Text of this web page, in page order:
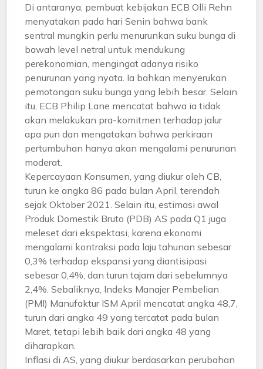
Di antaranya, pembuat kebijakan ECB Olli Rehn
menyatakan pada hari Senin bahwa bank
sentral mungkin perlu menurunkan suku bunga di
bawah level netral untuk mendukung
perekonomian, mengingat adanya risiko
penurunan yang nyata. Ia bahkan menyerukan
pemotongan suku bunga yang lebih besar. Selain
itu, ECB Philip Lane mencatat bahwa ia tidak
akan melakukan pra-komitmen terhadap jalur
apa pun dan mengatakan bahwa perkiraan
pertumbuhan hanya akan mengalami penurunan
moderat.
Kepercayaan Konsumen, yang diukur oleh CB,
turun ke angka 86 pada bulan April, terendah
sejak Oktober 2021. Selain itu, estimasi awal
Produk Domestik Bruto (PDB) AS pada Q1 juga
meleset dari ekspektasi, karena ekonomi
mengalami kontraksi pada laju tahunan sebesar
0,3% terhadap ekspansi yang diantisipasi
sebesar 0,4%, dan turun tajam dari sebelumnya
2,4%. Sebaliknya, Indeks Manajer Pembelian
(PMI) Manufaktur ISM April mencatat angka 48,7,
turun dari angka 49 yang tercatat pada bulan
Maret, tetapi lebih baik dari angka 48 yang
diharapkan.
Inflasi di AS, yang diukur berdasarkan perubahan